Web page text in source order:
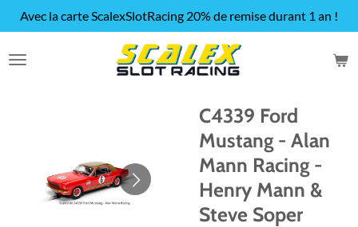
Passer
au
contenu
Avec la carte ScalexSlotRacing 20% de remise durant 1 an !
C4339 Ford
Mustang - Alan
Mann Racing -
Henry Mann &
Steve Soper